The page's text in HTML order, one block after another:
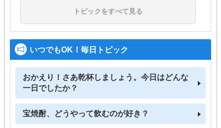
トピックをすべて見る
いつでもOK！毎日トピック
おかえり！さあ乾杯しましょう。今日はどんな
一日でしたか？
宝焼酎、どうやって飲むのが好き？